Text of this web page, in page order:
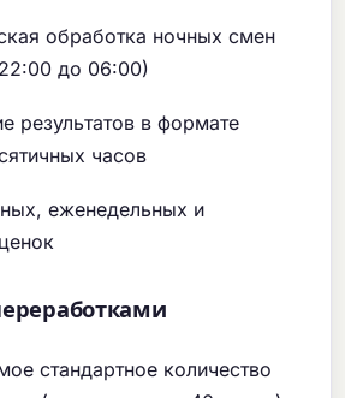
обработка ночных смен
до 06:00)
результатов в формате
часов
еженедельных и
стандартное количество